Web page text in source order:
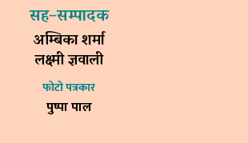
सह–सम्पादक
अम्बिका शर्मा
लक्ष्मी ज्ञवाली
फोटो पत्रकार
पुष्पा पाल